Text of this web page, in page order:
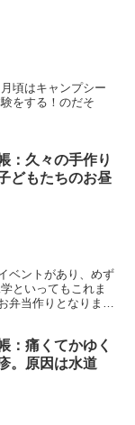
頃はキャンプシー
をする！のだそ
：久々の手作り
どもたちのお昼
ベントがあり、めず
といってもこれま
弁当作りとなりまし
：痛くてかゆく
。原因は水道